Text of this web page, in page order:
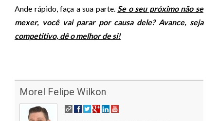
Ande rápido, faça a sua parte. Se o seu próximo não se
mexer, você vai parar por causa dele? Avance, seja
competitivo, dê o melhor de si!
Morel Felipe Wilkon